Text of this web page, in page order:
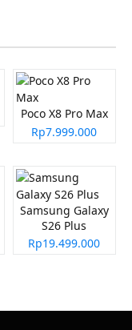
Poco X8 Pro Max
Rp7.999.000
Samsung Galaxy
S26 Plus
Rp19.499.000